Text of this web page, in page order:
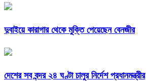
দুবাইয়ে কারাগার থেকে মুক্তি পেয়েছেন বেনজীর
দেশের সব বন্দর ২৪ ঘণ্টা চালুর নির্দেশ প্রধানমন্ত্রীর